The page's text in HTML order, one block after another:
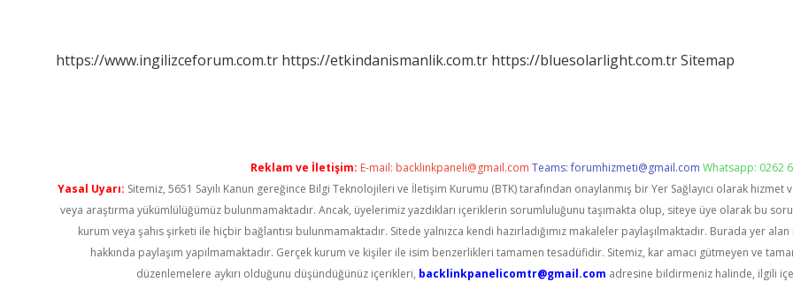
https://www.ingilizceforum.com.tr https://etkindanismanlik.com.tr https://bluesolarlight.com.trSitemap
Reklam ve İletişim: E-mail: backlinkpaneli@gmail.com Teams:forumhizmeti@gmail.com Whatsapp: 0262
Yasal Uyarı: Sitemiz, 5651 Sayılı Kanun gereğince Bilgi Teknolojileri ve İletişim Kurumu (BTK) tarafından onaylanmış bir Yer Sağlayıcı olarak
veya araştırma yükümlülüğümüz bulunmamaktadır. Ancak, üyelerimiz yazdıkları içeriklerin sorumluluğunu taşımakta olup, siteye üye olarak bu
kurum veya şahıs şirketi ile hiçbir bağlantısı bulunmamaktadır. Sitede yalnızca kendi hazırladığımız makaleler paylaşılmaktadır. Burada yer
hakkında paylaşım yapılmamaktadır. Gerçek kurum ve kişiler ile isim benzerlikleri tamamen tesadüfidir. Sitemiz, kar amacı gütmeyen ve
düzenlemelere aykırı olduğunu düşündüğünüz içerikleri, backlinkpanelicomtr@gmail.com adresine bildirmeniz halinde, ilgili